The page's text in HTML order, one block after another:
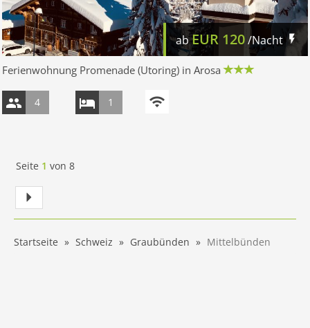
abEUR 120/Nacht
Ferienwohnung Promenade (Utoring) in Arosa
4 1
Seite 1 von 8
Startseite Schweiz Graubünden Mittelbünden